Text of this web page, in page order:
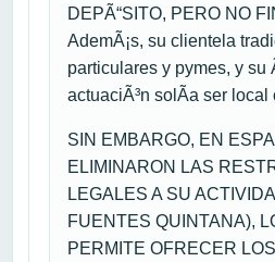
DEPÃ“SITO, PERO NO
AdemÃ¡s, su clientela
particulares y pymes, y su
actuaciÃ³n solÃ­a ser local
SIN EMBARGO, EN
ELIMINARON LAS
LEGALES A SU
FUENTES QUINTANA),
PERMITE OFRECER